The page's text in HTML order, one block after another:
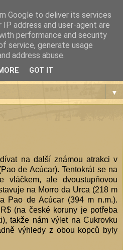
▼
na další známou atrakci v
de Acúcar). Tentokrát se na
vláčkem, ale dvoustupňovou
na Morro da Urca (218 m
Pao de Acúcar (394 m n.m.).
(na české koruny je potřeba
takže nám výlet na Cukrovku
výhledy z obou kopců byly
Google to deliver its services
address and user-agent are
performance and security
service, generate usage
address abuse.
GOT IT